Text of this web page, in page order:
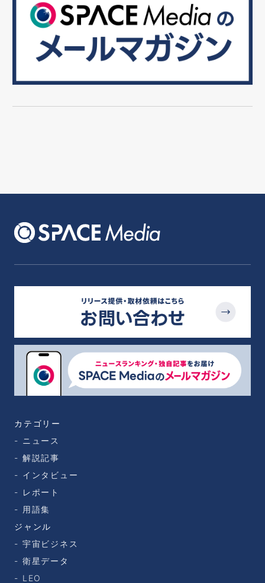
カテゴリー
ニュース
解説記事
インタビュー
レポート
用語集
ジャンル
宇宙ビジネス
衛星データ
LEO